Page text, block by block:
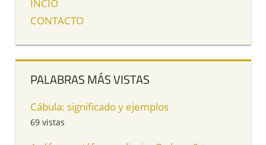
INCIO
CONTACTO
PALABRAS MÁS VISTAS
Cábula: significado y ejemplos
69 vistas